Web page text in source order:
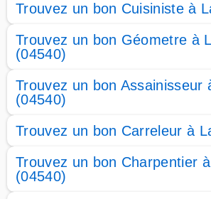
Trouvez un bon Cuisiniste à
Trouvez un bon Géometre à
(04540)
Trouvez un bon Assainisseur
(04540)
Trouvez un bon Carreleur à
Trouvez un bon Charpentier
(04540)